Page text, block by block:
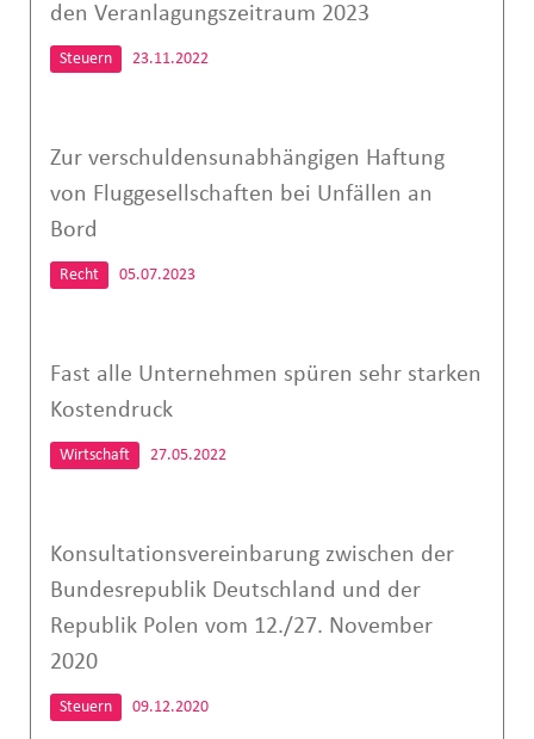
den Veranlagungszeitraum 2023
Steuern 23.11.2022
Zur verschuldensunabhängigen Haftung
von Fluggesellschaften bei Unfällen an
Bord
Recht 05.07.2023
Fast alle Unternehmen spüren sehr starken
Kostendruck
Wirtschaft 27.05.2022
Konsultationsvereinbarung zwischen der
Bundesrepublik Deutschland und der
Republik Polen vom 12./27. November
2020
Steuern 09.12.2020